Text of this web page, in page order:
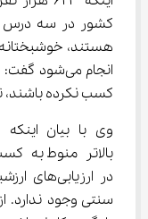
کشور در سه درس
کسب نکرده باشند، تداوم
در